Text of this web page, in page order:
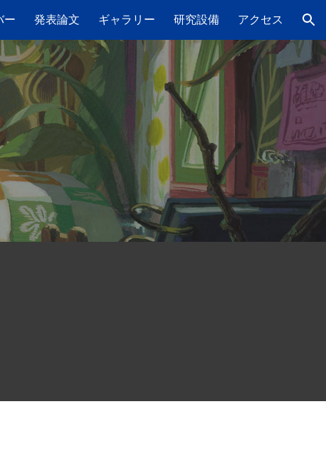
ー 発表論文 ギャラリー 研究設備 アクセス